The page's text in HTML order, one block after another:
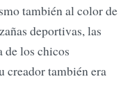
también al color de
deportivas, las
de los chicos
creador también era